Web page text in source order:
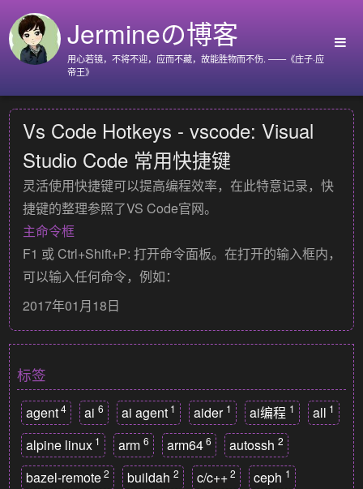
Jermineの博客
用心若镜，不将不迎，应而不藏，故能胜物而不伤. ——《庄子·应
帝王》
首页
Github
Go语言标准库
Nyx
关于我
Vs Code Hotkeys - vscode: Visual
Studio Code 常用快捷键
灵活使用快捷键可以提高编程效率，在此特意记录，快
捷键的整理参照了VS Code官网。
主命令框
F1 或 Ctrl+Shift+P: 打开命令面板。在打开的输入框内，
可以输入任何命令，例如：
2017年01月18日
标签
agent 4 ai 6 ai agent 1 aider 1 ai编程 1 all 1
alpine linux 1 arm 6 arm64 6 autossh 2
bazel-remote 2 buildah 2 c/c++ 2 ceph 1